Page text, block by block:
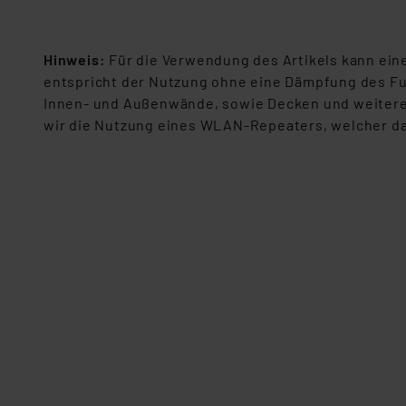
Datenschutz nach EU-
Daten in
Unsere Kooperation mit
Kommission sowie einer
Hinweis: Für die Verwendung des Artikels kann
entspricht der Nutzung ohne eine Dämpfung des
Innen- und Außenwände, sowie Decken und
wir die Nutzung eines WLAN-Repeaters, welcher